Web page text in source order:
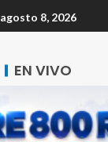
agosto 8, 2026
EN VIVO